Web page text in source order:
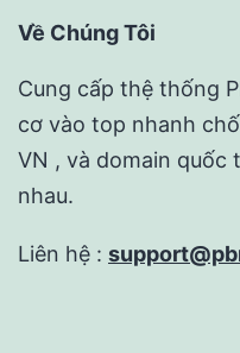
Về Chúng Tôi
Cung cấp thệ thống
cơ vào top nhanh
VN , và domain
nhau.
Liên hệ :